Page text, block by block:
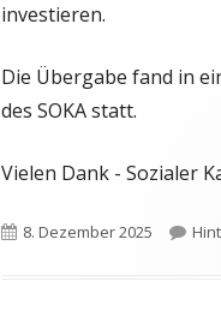
investieren.
Die Übergabe fand in
des SOKA statt.
Vielen Dank - Sozialer
Veröffentlicht
8. Dezember 2025